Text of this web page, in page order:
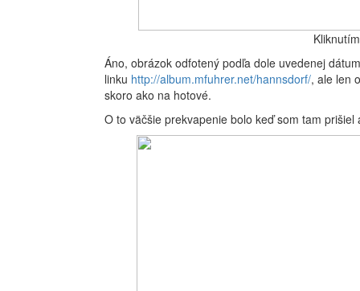
Áno, obrázok odfotený podľa dole uvedenej
linku http://album.mfuhrer.net/hannsdorf/, ale len
skoro ako na hotové.
O to väčšie prekvapenie bolo keď som tam prišiel